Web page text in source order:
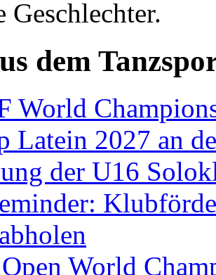
Geschlechter.
dem
World
Latein 2027 an
der U16
World